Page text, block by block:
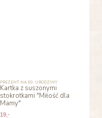
PREZENT NA 60. URODZINY
Kartka z suszonymi
stokrotkami "Miłość dla
Mamy"
19 ,-